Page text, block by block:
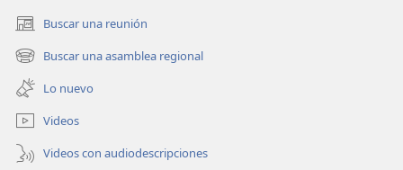
Buscar una reunión
(abre
una
nueva
ventana)
Buscar una asamblea regional
(abre
una
nueva
ventana)
Lo nuevo
Videos
Videos con audiodescripciones